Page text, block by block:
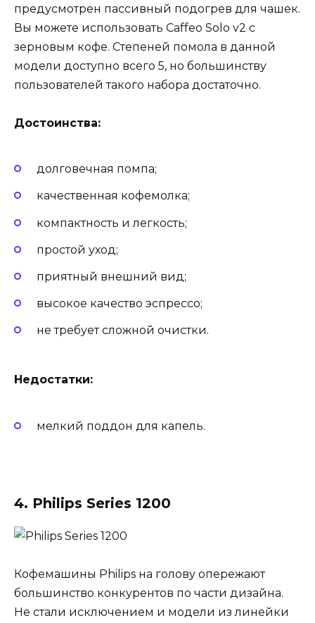
предусмотрен пассивный подогрев для чашек.
Вы можете использовать Caffeo Solo v2 с
зерновым кофе. Степеней помола в данной
модели доступно всего 5, но большинству
пользователей такого набора достаточно.
Достоинства:
долговечная помпа;
качественная кофемолка;
компактность и легкость;
простой уход;
приятный внешний вид;
высокое качество эспрессо;
не требует сложной очистки.
Недостатки:
мелкий поддон для капель.
4. Philips Series 1200
Кофемашины Philips на голову опережают
большинство конкурентов по части дизайна.
Не стали исключением и модели из линейки